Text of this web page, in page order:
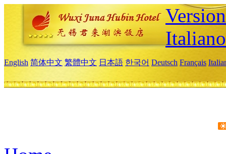
Italiano
English 简体中文 繁體中文 日本語 한국어 Deutsch Français